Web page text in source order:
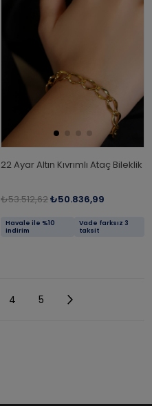
22 Ayar Altın Kıvrımlı Ataç Bileklik
₺53.512,62₺50.836,99
Havale ile %10
indirim
Vade farksız 3
taksit
4 5